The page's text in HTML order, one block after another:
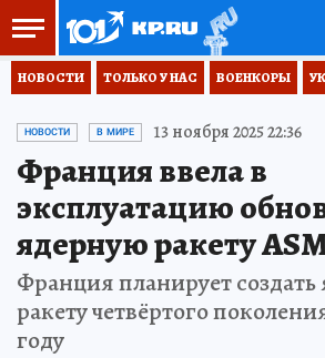
НОВОСТИ ТОЛЬКО У НАС ВОЕНКОРЫ
НОВОСТИ В МИРЕ 13 ноября 2025 22:36
Франция ввела в
эксплуатацию
ядерную ракету
Франция планирует
ракету четвёртого
году